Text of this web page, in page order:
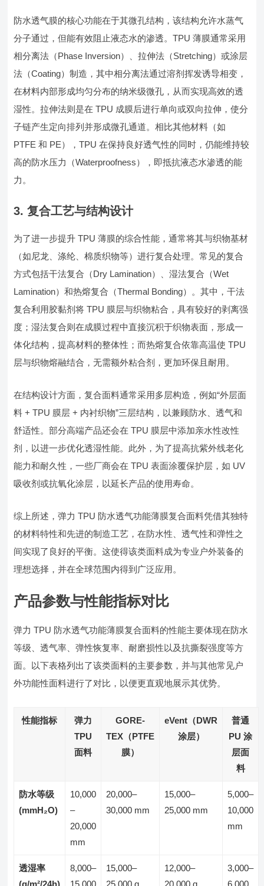
防水透气膜的核心功能在于其微孔结构，该结构允许水蒸气
分子通过，但能有效阻止液态水的渗透。TPU 薄膜通常采用
相分离法（Phase Inversion）、拉伸法（Stretching）或涂层
法（Coating）制造，其中相分离法通过溶剂挥发诱导相变，
在材料内部形成均匀分布的纳米级微孔，从而实现高效的透
湿性。拉伸法则是在 TPU 成膜后进行单向或双向拉伸，使分
子链产生定向排列并形成微孔通道。相比其他材料（如
PTFE 和 PE），TPU 在保持良好透气性的同时，仍能维持较
高的防水压力（Waterproofness），即抵抗液态水渗透的能
力。
3. 复合工艺与结构设计
为了进一步提升 TPU 薄膜的综合性能，通常将其与织物基材
（如尼龙、涤纶、棉质织物等）进行复合处理。常见的复合
方式包括干法复合（Dry Lamination）、湿法复合（Wet
Lamination）和热熔复合（Thermal Bonding）。其中，干法
复合利用胶黏剂将 TPU 膜层与织物粘合，具有较好的剥离强
度；湿法复合则在成膜过程中直接沉积于织物表面，形成一
体化结构，提高材料的整体性；而热熔复合依靠高温使 TPU
层与织物熔融结合，无需额外粘合剂，更加环保且耐用。
在结构设计方面，复合面料通常采用多层构造，例如“外层面
料 + TPU 膜层 + 内衬织物”三层结构，以兼顾防水、透气和
舒适性。部分高端产品还会在 TPU 膜层中添加亲水性改性
剂，以进一步优化透湿性能。此外，为了提高抗紫外线老化
能力和耐久性，一些厂商会在 TPU 表面涂覆保护层，如 UV
吸收剂或抗氧化涂层，以延长产品的使用寿命。
综上所述，弹力 TPU 防水透气功能薄膜复合面料凭借其独特
的材料特性和先进的制造工艺，在防水性、透气性和弹性之
间实现了良好的平衡。这使得该类面料成为专业户外装备的
理想选择，并在全球范围内得到广泛应用。
产品参数与性能指标对比
弹力 TPU 防水透气功能薄膜复合面料的性能主要体现在防水
等级、透气率、弹性恢复率、耐磨损性以及抗撕裂强度等方
面。以下表格列出了该类面料的主要参数，并与其他常见户
外功能性面料进行了对比，以便更直观地展示其优势。
性能指标
弹力
TPU
面料
GORE-
TEX（PTFE
膜）
eVent（DWR
涂层）
普通
PU 涂
层面
料
防水等级
(mmH₂O)
10,000
–
20,000
mm
20,000–
30,000 mm
15,000–
25,000 mm
5,000–
10,000
mm
透湿率
(g/m²/24h)
8,000–
15,000
15,000–
25,000 g
12,000–
20,000 g
3,000–
6,000